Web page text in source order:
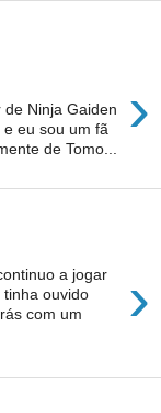
›
Ninja Gaiden
eu sou um fã
de Tomo...
›
a jogar
tinha ouvido
com um